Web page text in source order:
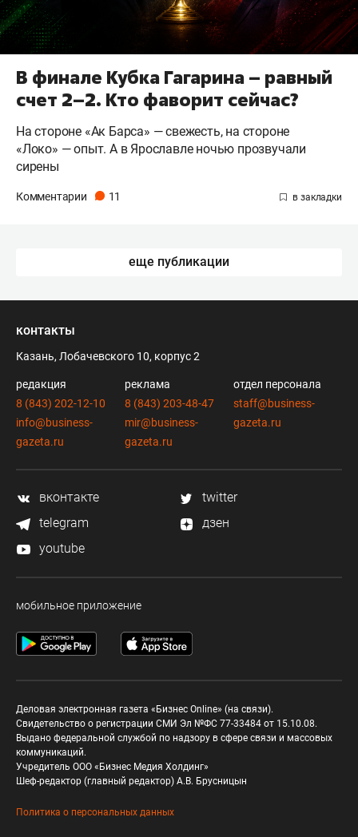
В финале Кубка Гагарина – равный
счет 2–2. Кто фаворит сейчас?
На стороне «Ак Барса» — свежесть, на стороне
«Локо» — опыт. А в Ярославле ночью прозвучали
сирены
Комментарии 11
еще публикации
контакты
Казань, Лобачевского 10, корпус 2
редакция
8 (843) 202-12-10
info@business-
gazeta.ru
реклама
8 (843) 203-48-47
mir@business-
gazeta.ru
отдел персонала
staff@business-
gazeta.ru
вконтакте
twitter
telegram
дзен
youtube
мобильное приложение
Деловая электронная газета «Бизнес Online» (на связи).
Свидетельство о регистрации СМИ Эл №ФС 77-33484 от 15.10.08.
Выдано федеральной службой по надзору в сфере связи и массовых
коммуникаций.
Учредитель ООО «Бизнес Медия Холдинг»
Шеф-редактор (главный редактор) А.В. Брусницын
Политика о персональных данных